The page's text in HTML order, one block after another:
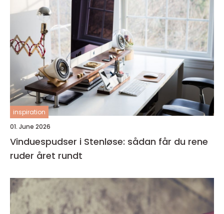
inspiration
01. June 2026
Vinduespudser i Stenløse: sådan får du rene
ruder året rundt